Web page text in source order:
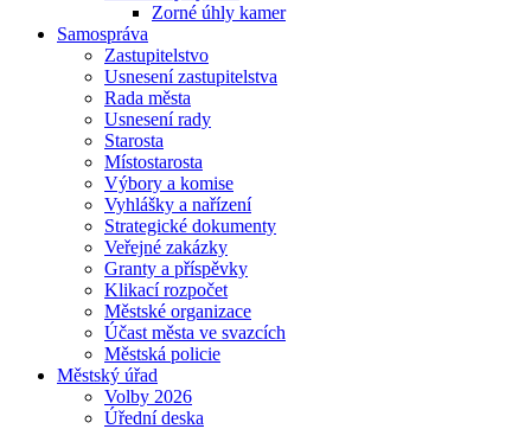
Zorné úhly kamer
Samospráva
Zastupitelstvo
Usnesení zastupitelstva
Rada města
Usnesení rady
Starosta
Místostarosta
Výbory a komise
Vyhlášky a nařízení
Strategické dokumenty
Veřejné zakázky
Granty a příspěvky
Klikací rozpočet
Městské organizace
Účast města ve svazcích
Městská policie
Městský úřad
Volby 2026
Úřední deska